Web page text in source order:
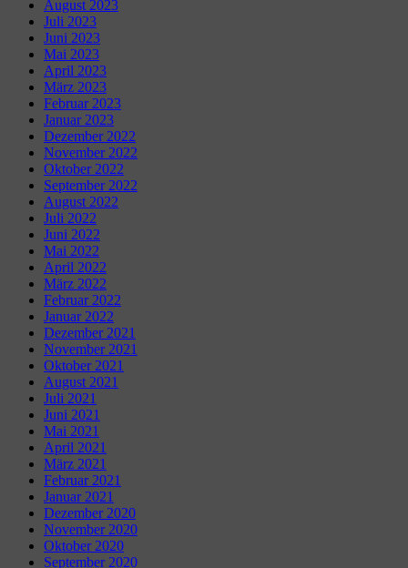
August 2023
Juli 2023
Juni 2023
Mai 2023
April 2023
März 2023
Februar 2023
Januar 2023
Dezember 2022
November 2022
Oktober 2022
September 2022
August 2022
Juli 2022
Juni 2022
Mai 2022
April 2022
März 2022
Februar 2022
Januar 2022
Dezember 2021
November 2021
Oktober 2021
August 2021
Juli 2021
Juni 2021
Mai 2021
April 2021
März 2021
Februar 2021
Januar 2021
Dezember 2020
November 2020
Oktober 2020
September 2020